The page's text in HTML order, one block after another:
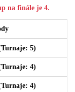
na finále je 4.
5)
4)
4)